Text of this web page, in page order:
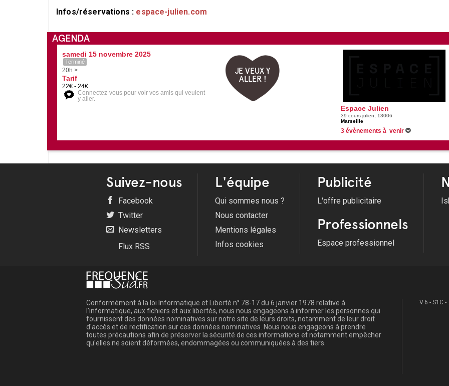
Infos/réservations : espace-julien.com
AGENDA
samedi 15 novembre 2025
Terminé
20h >
Tarif
22€ - 24€
Connectez-vous pour voir vos amis qui veulent
y aller.
JE VEUX Y
ALLER !
Espace Julien
39 cours julien, 13006
Marseille
3 évènements à venir
Suivez-nous
Facebook
Twitter
Newsletters
Flux RSS
L'équipe
Qui sommes nous ?
Nous contacter
Mentions légales
Infos cookies
Publicité
L'offre publicitaire
Professionnels
Espace professionnel
Conformément à la loi Informatique et Liberté n° 78-17 du 6 janvier 1978 relative à
l'informatique, aux fichiers et aux libertés, nous nous engageons à informer les personnes qui
fournissent des données nominatives sur notre site de leurs droits, notamment de leur droit
d'accès et de rectification sur ces données nominatives. Nous nous engageons à prendre
toutes précautions afin de préserver la sécurité de ces informations et notamment empêcher
qu'elles ne soient déformées, endommagées ou communiquées à des tiers.
V.6 - S1C